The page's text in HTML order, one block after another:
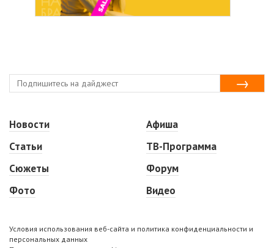
Новости
Статьи
Сюжеты
Фото
Афиша
ТВ-Программа
Форум
Видео
Условия использования веб-сайта и политика конфиденциальности и
персональных данных